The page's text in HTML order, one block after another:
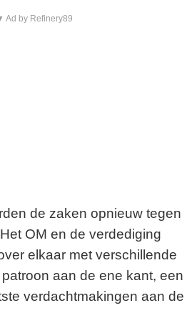
Ad by Refinery89
de zaken opnieuw tegen
OM en de verdediging
elkaar met verschillende
aan de ene kant, een
verdachtmakingen aan de